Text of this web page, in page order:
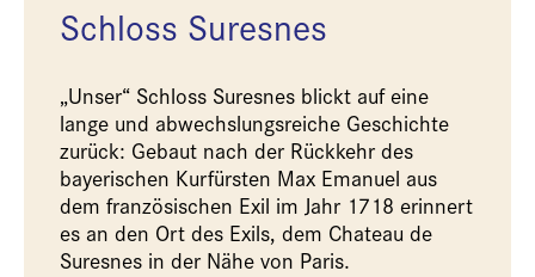
Schloss Suresnes
„Unser“ Schloss Suresnes blickt auf eine
lange und abwechslungsreiche Geschichte
zurück: Gebaut nach der Rückkehr des
bayerischen Kurfürsten Max Emanuel aus
dem französischen Exil im Jahr 1718 erinnert
es an den Ort des Exils, dem Chateau de
Suresnes in der Nähe von Paris.